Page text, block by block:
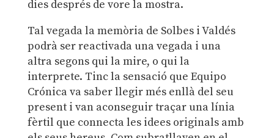
dies després de vore la mostra.
Tal vegada la memòria de Solbes i Valdés
podrà ser reactivada una vegada i una
altra segons qui la mire, o qui la
interprete. Tinc la sensació que Equipo
Crónica va saber llegir més enllà del seu
present i van aconseguir traçar una línia
fèrtil que connecta les idees originals amb